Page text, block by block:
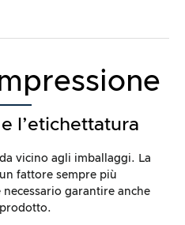
l’etichettatura
vicino agli imballaggi. La
fattore sempre più
garantire anche